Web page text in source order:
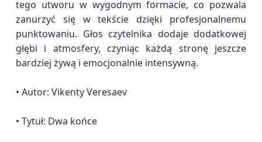
tego utworu w wygodnym formacie, co pozwala
zanurzyć się w tekście dzięki profesjonalnemu
punktowaniu. Głos czytelnika dodaje dodatkowej
głębi i atmosfery, czyniąc każdą stronę jeszcze
bardziej żywą i emocjonalnie intensywną.
• Autor: Vikenty Veresaev
• Tytuł: Dwa końce